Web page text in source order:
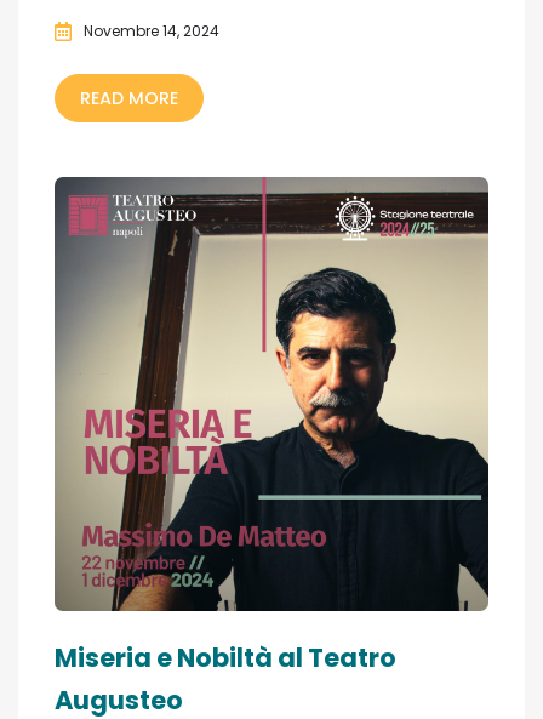
Novembre 14, 2024
READ MORE
Miseria e Nobiltà al Teatro
Augusteo